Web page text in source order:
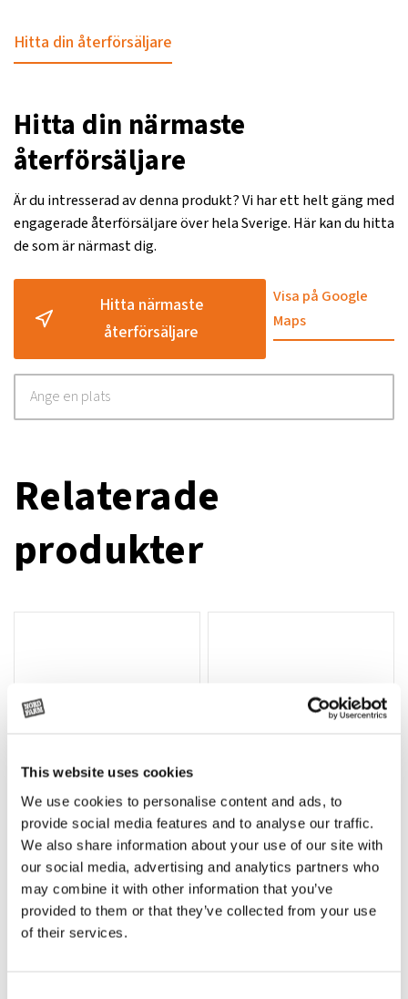
This website uses cookies
We use cookies to personalise content and ads, to
provide social media features and to analyse our traffic.
We also share information about your use of our site with
our social media, advertising and analytics partners who
may combine it with other information that you’ve
provided to them or that they’ve collected from your use
of their services.
Hitta din återförsäljare
Hitta din närmaste
återförsäljare
Är du intresserad av denna produkt? Vi har ett helt gäng med
engagerade återförsäljare över hela Sverige. Här kan du hitta
de som är närmast dig.
Hitta närmaste
återförsäljare
Visa på Google
Maps
Relaterade
produkter
Lägg till i varukorg
Rotor, komplett med slagor
35 730kr (ex. moms)
Grön truckknapp
530kr (ex. moms)